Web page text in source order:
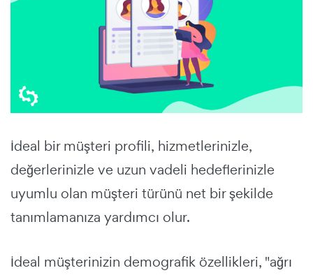
İdeal bir müşteri profili, hizmetlerinizle,
değerlerinizle ve uzun vadeli hedeflerinizle
uyumlu olan müşteri türünü net bir şekilde
tanımlamanıza yardımcı olur.
İdeal müşterinizin demografik özellikleri, "ağrı